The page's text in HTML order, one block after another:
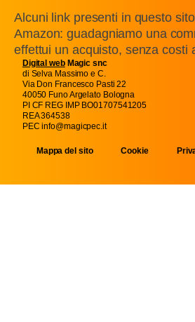
Alcuni link presenti in questo
Amazon: guadagniamo una
effettui un acquisto, senza costi
Digital webMagic snc
di Selva Massimo e C.
Via Don Francesco Pasti 22
40050 Funo Argelato Bologna
PI CF REG IMP BO01707541205
REA 364538
PEC info@magicpec.it
Mappa del sito Cookie